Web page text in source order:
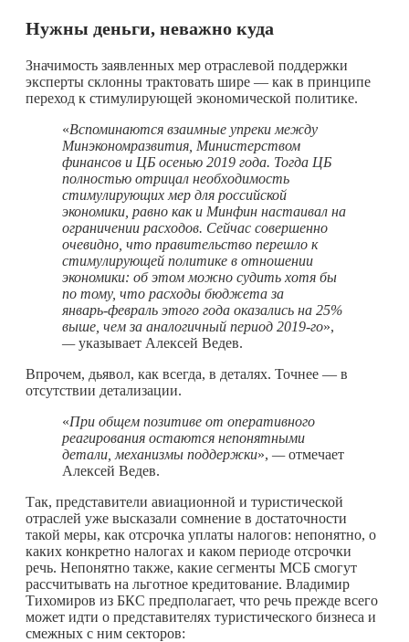
Нужны деньги, неважно куда
Значимость заявленных мер отраслевой поддержки
эксперты склонны трактовать шире — как в принципе
переход к стимулирующей экономической политике.
«Вспоминаются взаимные упреки между
Минэкономразвития, Министерством
финансов и ЦБ осенью 2019 года. Тогда ЦБ
полностью отрицал необходимость
стимулирующих мер для российской
экономики, равно как и Минфин настаивал на
ограничении расходов. Сейчас совершенно
очевидно, что правительство перешло к
стимулирующей политике в отношении
экономики: об этом можно судить хотя бы
по тому, что расходы бюджета за
январь‑февраль этого года оказались на 25%
выше, чем за аналогичный период 2019-го»,
—указывает Алексей Ведев.
Впрочем, дьявол, как всегда, в деталях. Точнее — в
отсутствии детализации.
«При общем позитиве от оперативного
реагирования остаются непонятными
детали, механизмы поддержки», —отмечает
Алексей Ведев.
Так, представители авиационной и туристической
отраслей уже высказали сомнение в достаточности
такой меры, как отсрочка уплаты налогов: непонятно, о
каких конкретно налогах и каком периоде отсрочки
речь. Непонятно также, какие сегменты МСБ смогут
рассчитывать на льготное кредитование. Владимир
Тихомиров из БКС предполагает, что речь прежде всего
может идти о представителях туристического бизнеса и
смежных с ним секторов: